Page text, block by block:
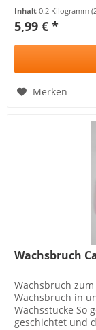
Inhalt0.2 Kilogramm
5,99 € *
Merken
Wachsbruch
Wachsbruch
Wachsbruch in
Wachsstücke So
geschichtet und